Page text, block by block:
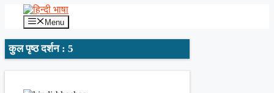
Menu
कुल पृष्ठ दर्शन : 5